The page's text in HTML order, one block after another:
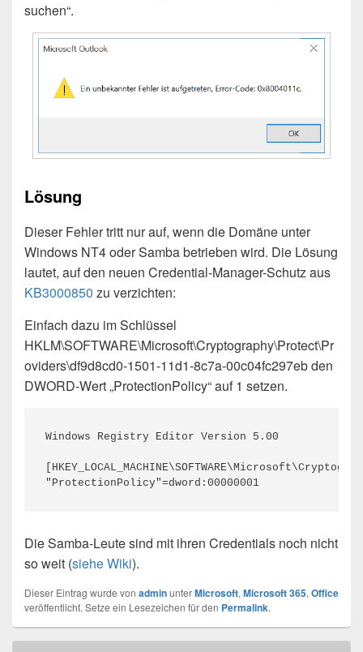
suchen“.
Lösung
Dieser Fehler tritt nur auf, wenn die Domäne unter
Windows NT4 oder Samba betrieben wird. Die Lösung
lautet, auf den neuen Credential-Manager-Schutz aus
KB3000850 zu verzichten:
Einfach dazu im Schlüssel
HKLM\SOFTWARE\Microsoft\Cryptography\Protect\Pr
oviders\df9d8cd0-1501-11d1-8c7a-00c04fc297eb den
DWORD-Wert „ProtectionPolicy“ auf 1 setzen.
Windows Registry Editor Version 5.00
"ProtectionPolicy"=dword:00000001
Die Samba-Leute sind mit ihren Credentials noch nicht
so weit (siehe Wiki).
Dieser Eintrag wurde von adminunterMicrosoft, Microsoft 365, Office
veröffentlicht. Setze ein Lesezeichen für den Permalink.